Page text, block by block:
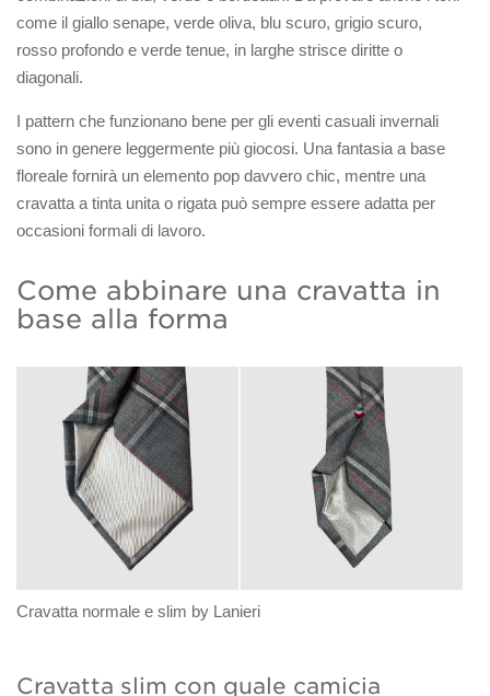
come il giallo senape, verde oliva, blu scuro, grigio scuro,
rosso profondo e verde tenue, in larghe strisce diritte o
diagonali.
I pattern che funzionano bene per gli eventi casuali invernali
sono in genere leggermente più giocosi. Una fantasia a base
floreale fornirà un elemento pop davvero chic, mentre una
cravatta a tinta unita o rigata può sempre essere adatta per
occasioni formali di lavoro.
Come abbinare una cravatta in
base alla forma
Cravatta normale e slim by Lanieri
Cravatta slim con quale camicia